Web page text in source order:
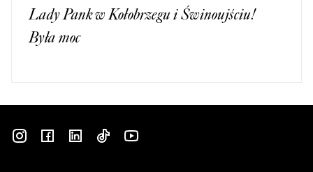
Lady Pank w Kołobrzegu i Świnoujściu!
Była moc